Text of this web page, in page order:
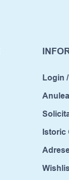
Login
Istoric